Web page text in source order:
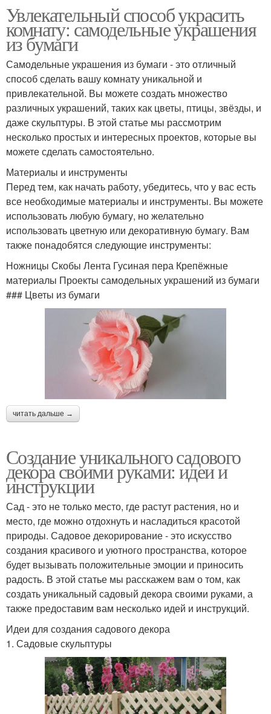
Увлекательный способ украсить
комнату: самодельные украшения
из бумаги
Самодельные украшения из бумаги - это отличный
способ сделать вашу комнату уникальной и
привлекательной. Вы можете создать множество
различных украшений, таких как цветы, птицы, звёзды, и
даже скульптуры. В этой статье мы рассмотрим
несколько простых и интересных проектов, которые вы
можете сделать самостоятельно.
Материалы и инструменты
Перед тем, как начать работу, убедитесь, что у вас есть
все необходимые материалы и инструменты. Вы можете
использовать любую бумагу, но желательно
использовать цветную или декоративную бумагу. Вам
также понадобятся следующие инструменты:
Ножницы Скобы Лента Гусиная пера Крепёжные
материалы Проекты самодельных украшений из бумаги
### Цветы из бумаги
читать дальше →
Создание уникального садового
декора своими руками: идеи и
инструкции
Сад - это не только место, где растут растения, но и
место, где можно отдохнуть и насладиться красотой
природы. Садовое декорирование - это искусство
создания красивого и уютного пространства, которое
будет вызывать положительные эмоции и приносить
радость. В этой статье мы расскажем вам о том, как
создать уникальный садовый декора своими руками, а
также предоставим вам несколько идей и инструкций.
Идеи для создания садового декора
1. Садовые скульптуры